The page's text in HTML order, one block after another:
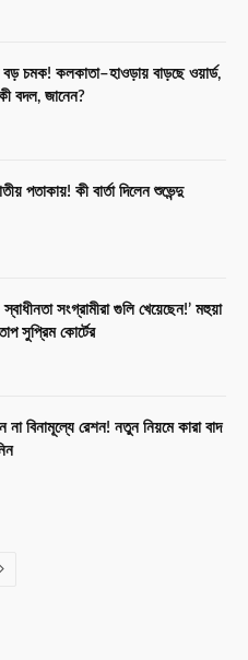
চমক! কলকাতা–হাওড়ায় বাড়ছে ওয়ার্ড,
বদল, জানেন?
পতাকায়! কী বার্তা দিলেন শুভেন্দু
সংগ্রামীরা গুলি খেয়েছেন!’ মহুয়া
সুপ্রিম কোর্টের
না বিনামূল্যে রেশন! নতুন নিয়মে কারা বাদ
Next